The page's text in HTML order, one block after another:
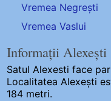
Vremea Negrești
Vremea Vaslui
Informații Alexești
Satul Alexesti face
Localitatea Alexești
184 metri.